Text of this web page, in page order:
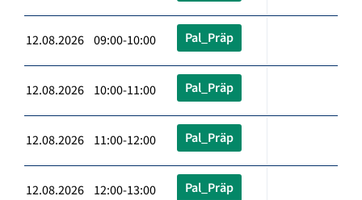
12.08.2026 09:00-10:00 Pal_Präp
12.08.2026 10:00-11:00 Pal_Präp
12.08.2026 11:00-12:00 Pal_Präp
12.08.2026 12:00-13:00 Pal_Präp